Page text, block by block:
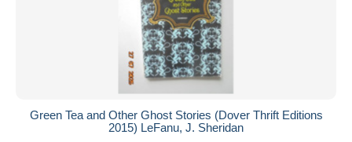
Green Tea and Other Ghost Stories (Dover Thrift Editions
2015) LeFanu, J. Sheridan